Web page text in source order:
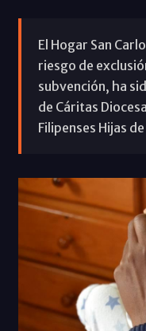
El Hogar San
riesgo de
subvención, ha
de Cáritas
Filipenses Hijas